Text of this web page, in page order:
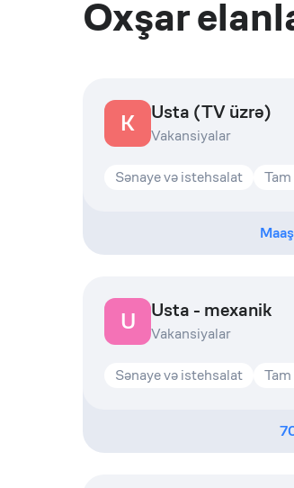
Oxşar
K Usta (TV üzrə)
Vakansiyalar
Sənaye və istehsalat
U Usta - mexanik
Vakansiyalar
Sənaye və istehsalat